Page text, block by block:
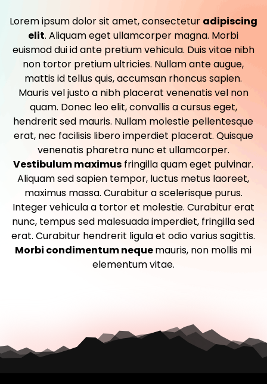
Lorem ipsum dolor sit amet, consectetur adipiscing
elit. Aliquam eget ullamcorper magna. Morbi
euismod dui id ante pretium vehicula. Duis vitae nibh
non tortor pretium ultricies. Nullam ante augue,
mattis id tellus quis, accumsan rhoncus sapien.
Mauris vel justo a nibh placerat venenatis vel non
quam. Donec leo elit, convallis a cursus eget,
hendrerit sed mauris. Nullam molestie pellentesque
erat, nec facilisis libero imperdiet placerat. Quisque
venenatis pharetra nunc et ullamcorper.
Vestibulum maximus fringilla quam eget pulvinar.
Aliquam sed sapien tempor, luctus metus laoreet,
maximus massa. Curabitur a scelerisque purus.
Integer vehicula a tortor et molestie. Curabitur erat
nunc, tempus sed malesuada imperdiet, fringilla sed
erat. Curabitur hendrerit ligula et odio varius sagittis.
Morbi condimentum nequemauris, non mollis mi
elementum vitae.